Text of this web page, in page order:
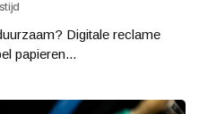
Digitale reclame
papieren...